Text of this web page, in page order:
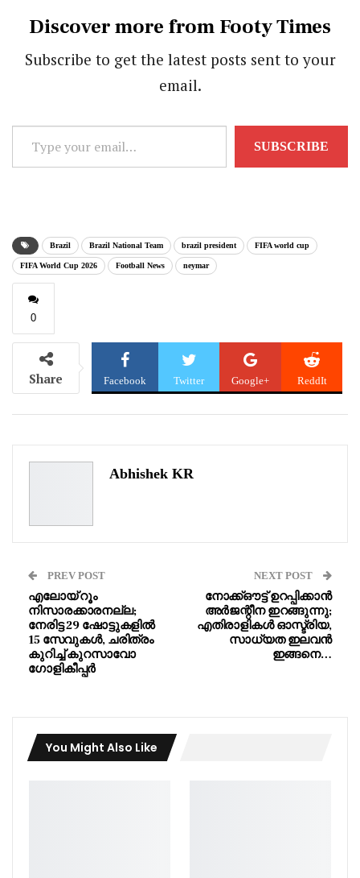
Discover more from Footy Times
Subscribe to get the latest posts sent to your
email.
your
SUBSCRIBE
Brazil Brazil National Team brazil president FIFA world cup
FIFA World Cup 2026 Football News neymar
0
Share Facebook Twitter Google+ ReddIt
Abhishek KR
PREV POST
എലോയ് റൂം
നിസാരക്കാരനല്ല;
നേരിട്ട 29 ഷോട്ടുകളിൽ
15 സേവുകൾ, ചരിത്രം
കുറിച്ച് കുറസാവോ
ഗോളികീപ്പർ
NEXT POST
നോക്ക്ഔട്ട് ഉറപ്പിക്കാൻ
അർജന്റീന ഇറങ്ങുന്നു;
എതിരാളികൾ ഓസ്ട്രിയ,
സാധ്യത ഇലവൻ
ഇങ്ങനെ…
You Might Also Like